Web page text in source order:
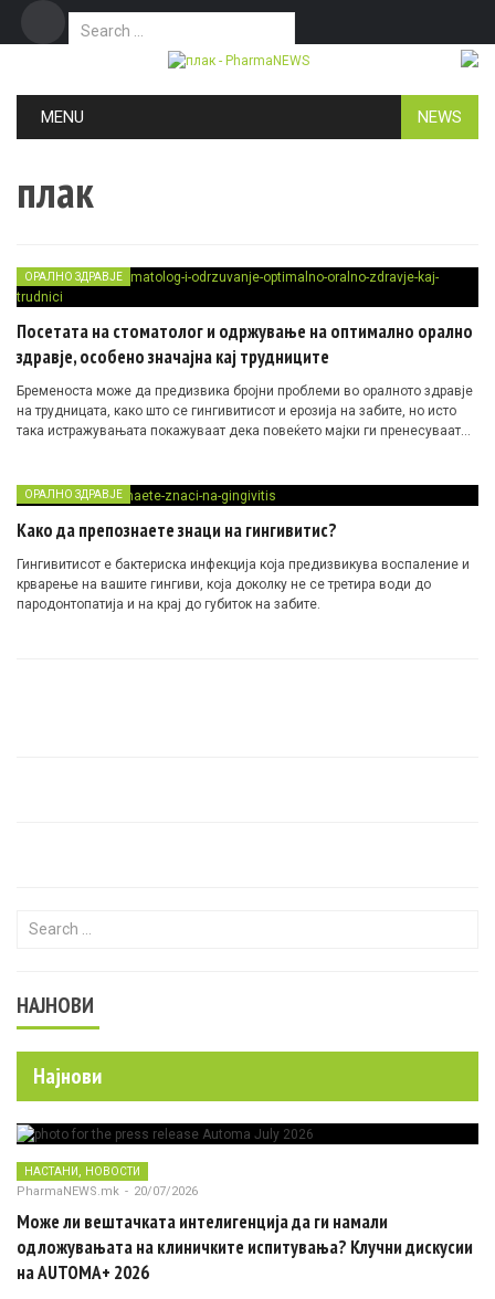
Search for:
MENU NEWS
плак
ОРАЛНО ЗДРАВЈЕ
Посетата на стоматолог и одржување на оптимално орално
здравје, особено значајна кај трудниците
Бременоста може да предизвика бројни проблеми во оралното здравје
на трудницата, како што се гингивитисот и ерозија на забите, но исто
така истражувањата покажуваат дека повеќето мајки ги пренесуваат
ОРАЛНО ЗДРАВЈЕ
Како да препознаете знаци на гингивитис?
Гингивитисот е бактериска инфекција која предизвикува воспаление и
крварење на вашите гингиви, која доколку не се третира води до
пародонтопатија и на крај до губиток на забите.
Search for:
НАЈНОВИ
Најнови
НАСТАНИ НОВОСТИ
PharmaNEWS.mk - 20/07/2026
Може ли вештачката интелигенција да ги намали
одложувањата на клиничките испитувања? Клучни дискусии
на AUTOMA+ 2026